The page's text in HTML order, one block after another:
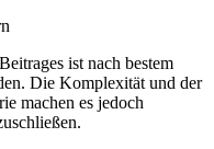
ist nach bestem
Die Komplexität und der
machen es jedoch